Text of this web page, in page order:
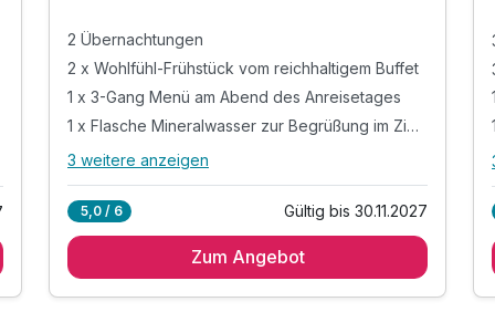
2 Übernachtungen
2 x Wohlfühl-Frühstück vom reichhaltigem Buffet
1 x 3-Gang Menü am Abend des Anreisetages
1 x Flasche Mineralwasser zur Begrüßung im Zimmer
Alle Inklusivleistungen
2 x Wohlfühl-Frühstück vom reichhaltigem Buffet
3 weitere anzeigen
5,0 / 6 Gültig bis 30.11.2027
Zum Angebot